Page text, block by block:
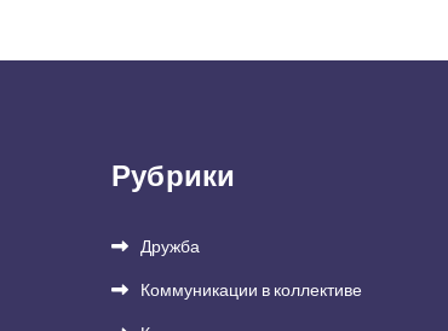
Рубрики
Дружба
Коммуникации в коллективе